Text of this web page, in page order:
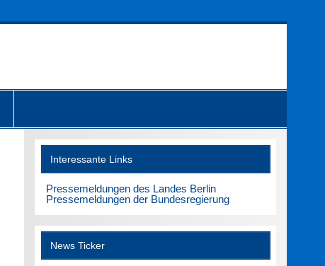
Interessante Links
Pressemeldungen des Landes Berlin
Pressemeldungen der Bundesregierung
News Ticker